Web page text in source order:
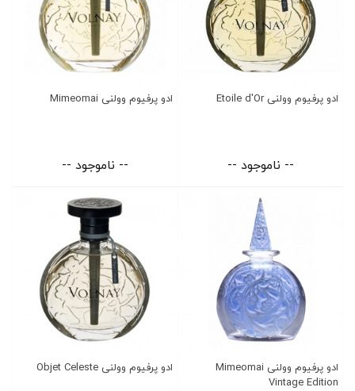
ادو پرفیوم وولنی Etoile d'Or
-- ناموجود --
ادو پرفیوم وولنی Mimeomai
-- ناموجود --
ادو پرفیوم وولنی Mimeomai
Vintage Edition
ادو پرفیوم وولنی Objet Celeste